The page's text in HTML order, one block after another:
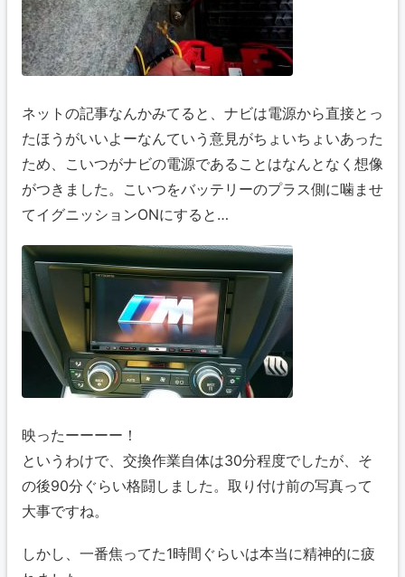
ネットの記事なんかみてると、ナビは電源から直接とっ
たほうがいいよーなんていう意見がちょいちょいあった
ため、こいつがナビの電源であることはなんとなく想像
がつきました。こいつをバッテリーのプラス側に噛ませ
てイグニッションONにすると…
映ったーーーー！
というわけで、交換作業自体は30分程度でしたが、そ
の後90分ぐらい格闘しました。取り付け前の写真って
大事ですね。
しかし、一番焦ってた1時間ぐらいは本当に精神的に疲